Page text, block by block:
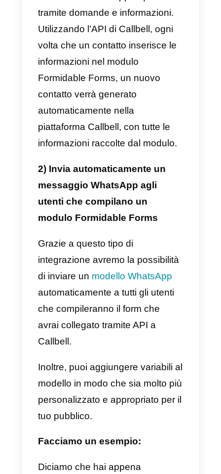
integrareAPI di WhatsApp
Business
2) Creare un account
Forms.
Fatto ciò, puoi iniziare a utilizzare
laDocumentazione dell’API di
account WhatsApp aziendale a
Formidable Forms in base alle
esigenze.
Ecco alcuni esempi interessanti
come trarre vantaggio da questa
integrazione e migliorare i
processi aziendali.
1) Genera lead WhatsApp
Con questa implementazione
sarà possibile sincronizzare
prodotti in Form Site con Callbell
attraverso la connessione API.